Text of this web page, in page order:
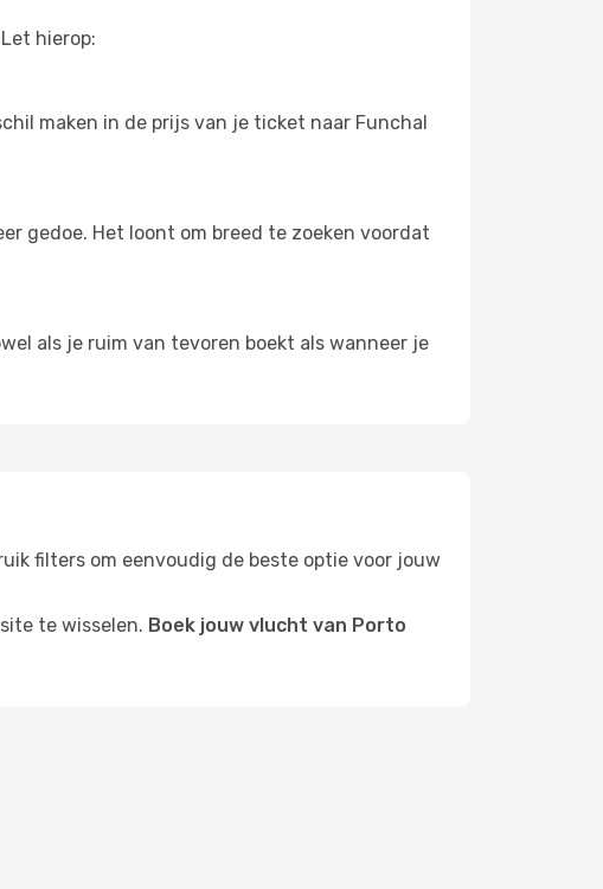
hierop:
maken in de prijs van je ticket naar Funchal
gedoe. Het loont om breed te zoeken voordat
als je ruim van tevoren boekt als wanneer je
filters om eenvoudig de beste optie voor jouw
te wisselen. Boek jouw vlucht van Porto